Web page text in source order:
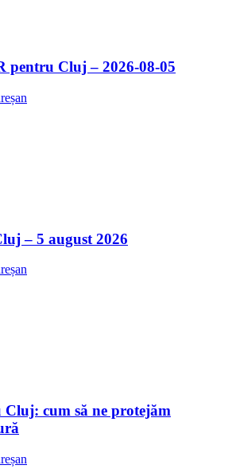
pentru Cluj – 2026-08-05
– 5 august 2026
cum să ne protejăm